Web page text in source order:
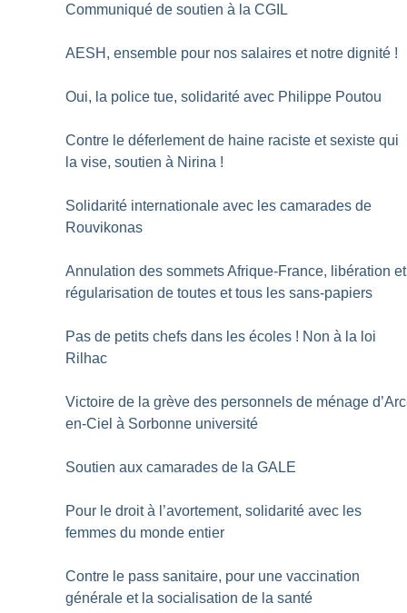
Communiqué de soutien à la CGIL
AESH, ensemble pour nos salaires et notre dignité !
Oui, la police tue, solidarité avec Philippe Poutou
Contre le déferlement de haine raciste et sexiste qui
la vise, soutien à Nirina !
Solidarité internationale avec les camarades de
Rouvikonas
Annulation des sommets Afrique-France, libération et
régularisation de toutes et tous les sans-papiers
Pas de petits chefs dans les écoles ! Non à la loi
Rilhac
Victoire de la grève des personnels de ménage
en-Ciel à Sorbonne université
Soutien aux camarades de la GALE
Pour le droit à l’avortement, solidarité avec les
femmes du monde entier
Contre le pass sanitaire, pour une vaccination
générale et la socialisation de la santé